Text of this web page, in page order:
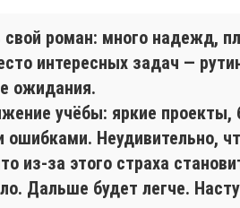
роман: много надежд,
интересных задач —
ожидания.
учёбы: яркие
Неудивительно,
из-за этого страха
Дальше будет легче.